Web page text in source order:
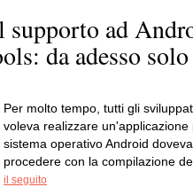
supporto ad
da adesso solo
Per molto tempo, tutti gli
voleva realizzare un'applicazione
sistema operativo Android
procedere con la compilazione
il seguito